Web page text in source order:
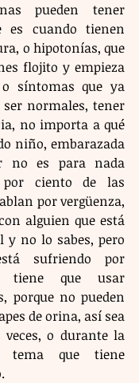
pueden tener
es cuando tienen
o hipotonías, que
flojito y empieza
síntomas que ya
normales, tener
no importa a qué
niño, embarazada
no es para nada
ciento de las
por vergüenza,
alguien que está
y no lo sabes, pero
sufriendo por
tiene que usar
porque no pueden
de orina, así sea
veces, o durante la
tema que tiene